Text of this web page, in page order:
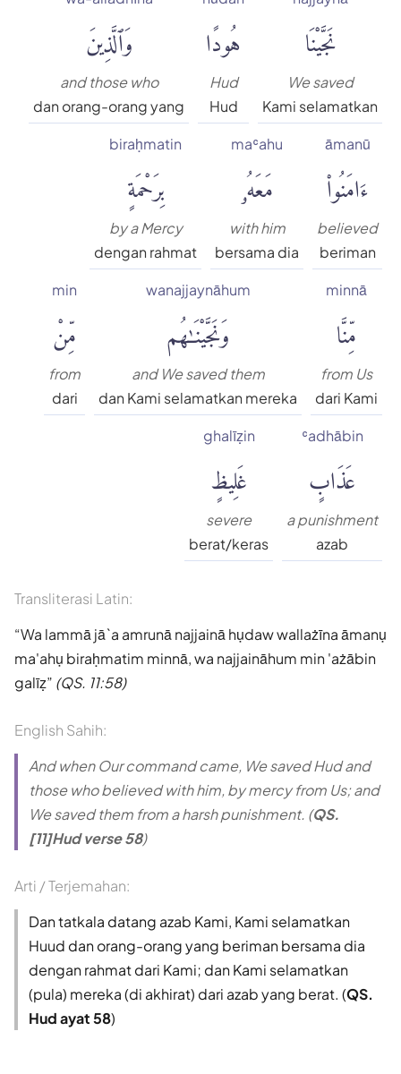
نَجَّيْنَا
We saved
Kami selamatkan
هُودًا
Hud
Hud
وَٱلَّذِينَ
and those who
dan orang-orang yang
āmanū
ءَامَنُوا۟
believed
beriman
maʿahu
مَعَهُۥ
with him
bersama dia
biraḥmatin
بِرَحْمَةٍ
by a Mercy
dengan rahmat
minnā
مِّنَّا
from Us
dari Kami
wanajjaynāhum
وَنَجَّيْنَٰهُم
and We saved them
dan Kami selamatkan mereka
min
مِّنْ
from
dari
ʿadhābin
عَذَابٍ
a punishment
azab
ghalīẓin
غَلِيظٍ
severe
berat/keras
Transliterasi Latin:
Wa lammā jā`a amrunā najjainā hụdaw wallażīna āmanụ
ma'ahụ biraḥmatim minnā, wa najjaināhum min 'ażābin
galīẓ (QS. 11:58)
English Sahih:
And when Our command came, We saved Hud and
those who believed with him, by mercy from Us; and
We saved them from a harsh punishment. (QS.
[11]Hud verse 58)
Arti / Terjemahan:
Dan tatkala datang azab Kami, Kami selamatkan
Huud dan orang-orang yang beriman bersama dia
dengan rahmat dari Kami; dan Kami selamatkan
(pula) mereka (di akhirat) dari azab yang berat. (QS.
Hud ayat 58)